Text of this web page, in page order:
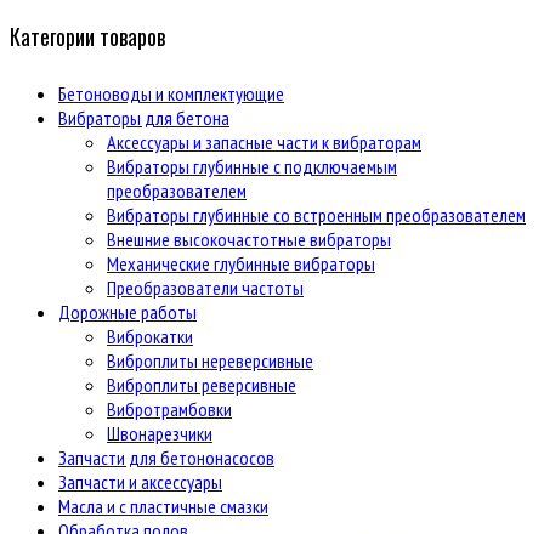
Категории товаров
Бетоноводы и комплектующие
Вибраторы для бетона
Аксессуары и запасные части к вибраторам
Вибраторы глубинные с подключаемым
преобразователем
Вибраторы глубинные со встроенным преобразователем
Внешние высокочастотные вибраторы
Механические глубинные вибраторы
Преобразователи частоты
Дорожные работы
Виброкатки
Виброплиты нереверсивные
Виброплиты реверсивные
Вибротрамбовки
Швонарезчики
Запчасти для бетононасосов
Запчасти и аксессуары
Масла и с пластичные смазки